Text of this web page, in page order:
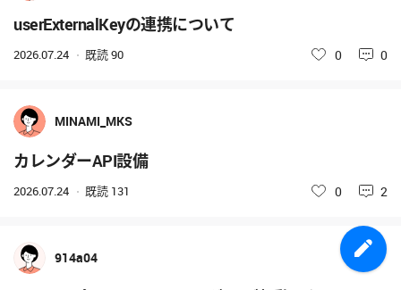
userExternalKeyの連携について
2026.07.24 既読90 いいね
0 0
MINAMI_MKS
カレンダーAPI設備
2026.07.24 既読 131 いいね
0 2
914a04